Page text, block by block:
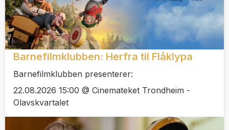
Barnefilmklubben: Herfra til Flåklypa
Barnefilmklubben presenterer:
22.08.2026 15:00 @ Cinemateket Trondheim -
Olavskvartalet